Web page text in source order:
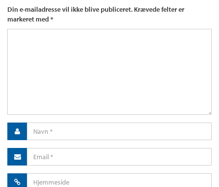
Din e-mailadresse vil ikke blive publiceret. Krævede felter er
markeret med*